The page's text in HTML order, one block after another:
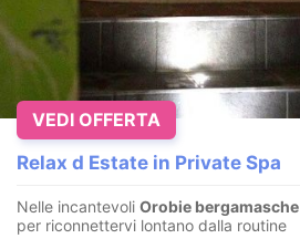
Relax d Estate in Private Spa
Nelle incantevoli Orobie bergamasche
per riconnettervi lontano dalla routine
VEDI OFFERTA